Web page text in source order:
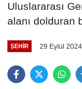
Uluslararası
alanı dolduran
ŞEHIR 29 Eylül